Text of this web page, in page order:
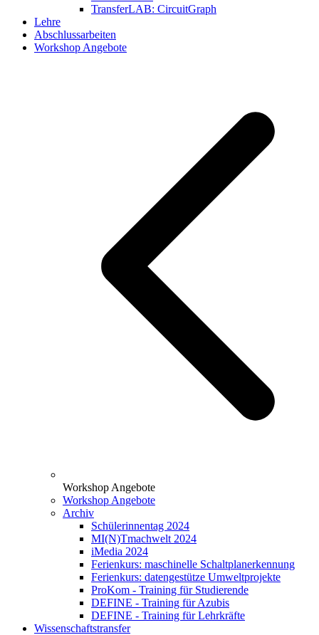
TransferLAB: CircuitGraph
Lehre
Abschlussarbeiten
Workshop Angebote
Workshop Angebote
Workshop Angebote
Archiv
Schülerinnentag 2024
MI(N)Tmachwelt 2024
iMedia 2024
Ferienkurs: maschinelle Schaltplanerkennung
Ferienkurs: datengestütze Umweltprojekte
ProKom - Training für Studierende
DEFINE - Training für Azubis
DEFINE - Training für Lehrkräfte
Wissenschaftstransfer